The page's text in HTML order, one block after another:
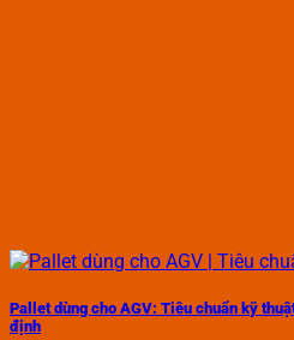
Pallet dùng cho AGV: Tiêu chuẩn kỹ
định